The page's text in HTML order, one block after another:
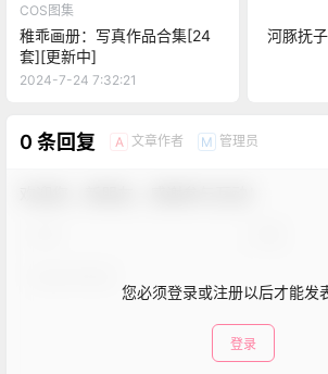
COS图集
稚乖画册：写真作品合集[24
套][更新中]
2024-7-24 7:32:21
河豚抚
0 条回复 A 文章作者 M 管理员
您必须登录或注册以后才能发
登录